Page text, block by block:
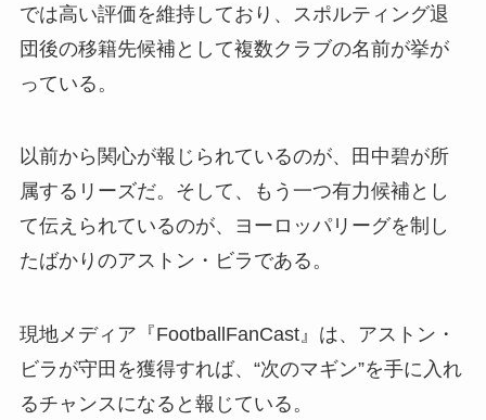
では高い評価を維持しており、スポルティング退
団後の移籍先候補として複数クラブの名前が挙が
っている。
以前から関心が報じられているのが、田中碧が所
属するリーズだ。そして、もう一つ有力候補とし
て伝えられているのが、ヨーロッパリーグを制し
たばかりのアストン・ビラである。
現地メディア『FootballFanCast』は、アストン・
ビラが守田を獲得すれば、“次のマギン”を手に入れ
るチャンスになると報じている。